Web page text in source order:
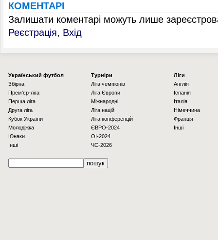
КОМЕНТАРІ
Залишати коментарі можуть лише
Реєстрація, Вхід
Українcький футбол
Збірна
Прем'єр-ліга
Перша ліга
Друга ліга
Кубок України
Молодіжка
Юнаки
Інші
Турніри
Ліга чемпіонів
Ліга Європи
Міжнародні
Ліга націй
Ліга конференцій
ЄВРО-2024
OI-2024
ЧС-2026
Ліги
Англія
Іспанія
Італія
Німеччина
Франція
Інші